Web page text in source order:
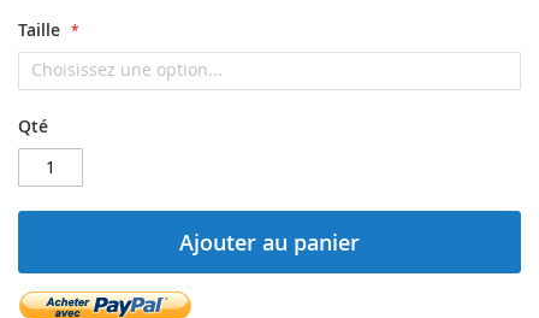
Taille
Qté
Ajouter au panier